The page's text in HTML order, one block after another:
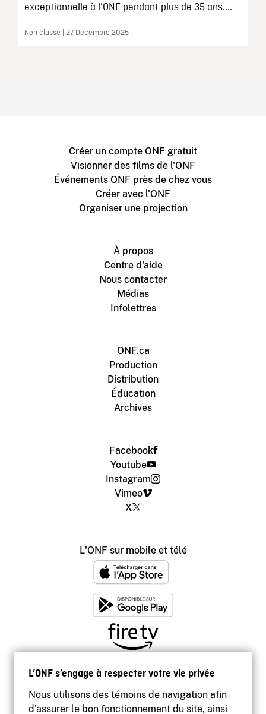
L’ONF s’engage à respecter votre vie privée
Nous utilisons des témoins de navigation afin
d’assurer le bon fonctionnement du site, ainsi
exceptionnelle à l’ONF pendant plus de 35 ans....
Non classé | 27 Décembre 2025
Créer un compte ONF gratuit
Visionner des films de l'ONF
Événements ONF près de chez vous
Créer avec l'ONF
Organiser une projection
À propos
Centre d'aide
Nous contacter
Médias
Infolettres
ONF.ca
Production
Distribution
Éducation
Archives
Facebook
Youtube
Instagram
Vimeo
X
L'ONF sur mobile et télé